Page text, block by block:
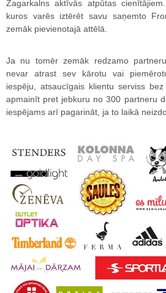
Žagarkalns aktīvās atpūtas
kuros varēs iztērēt savu saņemto
zemāk pievienotajā attēlā.
Ja nu tomēr zemāk redzamo
nevar atrast sev kārotu vai
iespēju, atsaucīgais klientu serviss
apmainīt pret jebkuru no 300 partneru
iespējams arī pagarināt, ja to laikā